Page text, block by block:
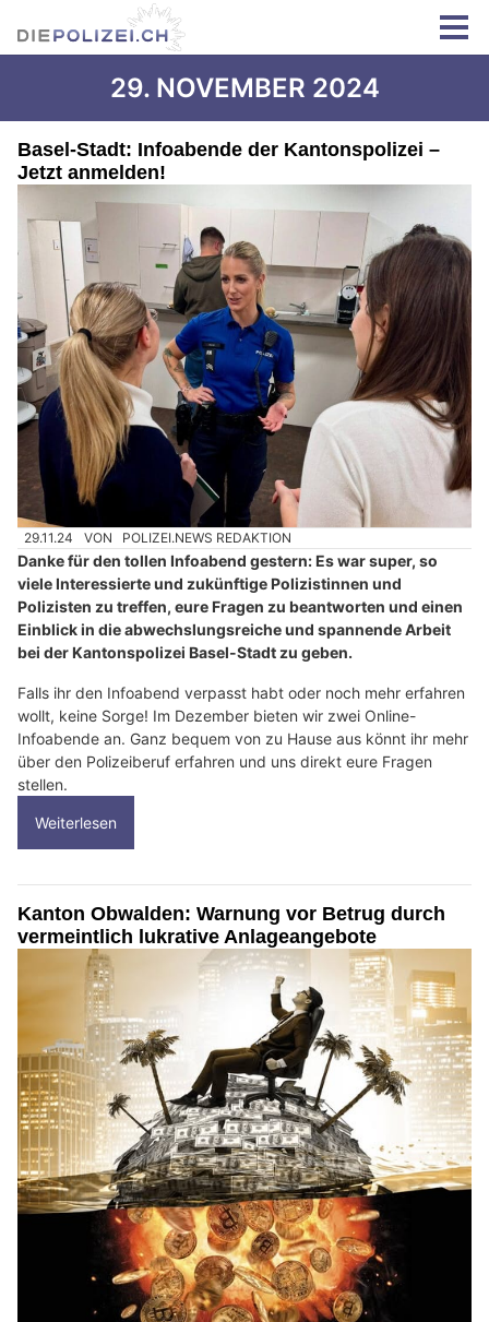
29. NOVEMBER 2024
Basel-Stadt: Infoabende der Kantonspolizei –
Jetzt anmelden!
29.11.24 VON POLIZEI.NEWS REDAKTION
Danke für den tollen Infoabend gestern: Es war super, so
viele Interessierte und zukünftige Polizistinnen und
Polizisten zu treffen, eure Fragen zu beantworten und einen
Einblick in die abwechslungsreiche und spannende Arbeit
bei der Kantonspolizei Basel-Stadt zu geben.
Falls ihr den Infoabend verpasst habt oder noch mehr erfahren
wollt, keine Sorge! Im Dezember bieten wir zwei Online-
Infoabende an. Ganz bequem von zu Hause aus könnt ihr mehr
über den Polizeiberuf erfahren und uns direkt eure Fragen
stellen.
Weiterlesen
Kanton Obwalden: Warnung vor Betrug durch
vermeintlich lukrative Anlageangebote